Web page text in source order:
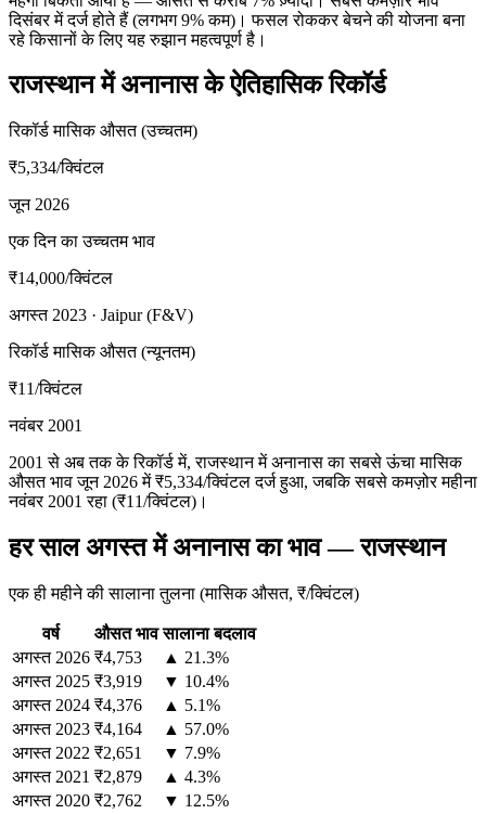
दिसंबर में दर्ज होते हैं (लगभग 9% कम)। फसल रोककर बेचने की योजना बना
रहे किसानों के लिए यह रुझान महत्वपूर्ण है।
राजस्थान में अनानास के ऐतिहासिक रिकॉर्ड
रिकॉर्ड मासिक औसत (उच्चतम)
₹5,334/क्विंटल
जून 2026
एक दिन का उच्चतम भाव
₹14,000/क्विंटल
अगस्त 2023 · Jaipur (F&V)
रिकॉर्ड मासिक औसत (न्यूनतम)
₹11/क्विंटल
नवंबर 2001
2001 से अब तक के रिकॉर्ड में, राजस्थान में अनानास का सबसे ऊंचा मासिक
औसत भाव जून 2026 में ₹5,334/क्विंटल दर्ज हुआ, जबकि सबसे कमज़ोर महीना
नवंबर 2001 रहा (₹11/क्विंटल)।
हर साल अगस्त में अनानास का भाव — राजस्थान
एक ही महीने की सालाना तुलना (मासिक औसत, ₹/क्विंटल)
वर्ष औसत भाव सालाना बदलाव
अगस्त 2026 ₹4,753
▲ 21.3%
अगस्त 2025 ₹3,919
▼ 10.4%
अगस्त 2024 ₹4,376
▲ 5.1%
अगस्त 2023 ₹4,164
▲ 57.0%
अगस्त 2022 ₹2,651
▼ 7.9%
अगस्त 2021 ₹2,879
▲ 4.3%
अगस्त 2020 ₹2,762
▼ 12.5%